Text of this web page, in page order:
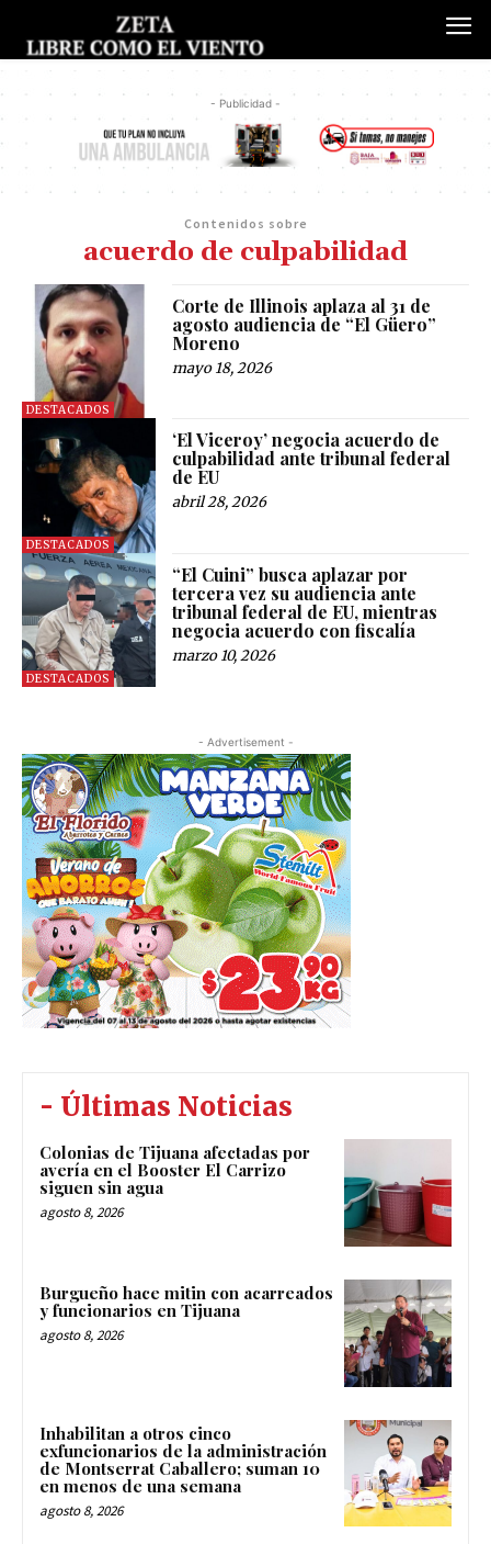
- Publicidad -
Contenidos sobre
acuerdo de culpabilidad
DESTACADOS
Corte de Illinois aplaza al 31 de
agosto audiencia de “El Güero”
Moreno
mayo 18, 2026
DESTACADOS
‘El Viceroy’ negocia acuerdo de
culpabilidad ante tribunal federal
de EU
abril 28, 2026
DESTACADOS
“El Cuini” busca aplazar por
tercera vez su audiencia ante
tribunal federal de EU, mientras
negocia acuerdo con fiscalía
marzo 10, 2026
- Advertisement -
- Últimas Noticias
Colonias de Tijuana afectadas por
avería en el Booster El Carrizo
siguen sin agua
agosto 8, 2026
Burgueño hace mitin con acarreados
y funcionarios en Tijuana
agosto 8, 2026
Inhabilitan a otros cinco
exfuncionarios de la administración
de Montserrat Caballero; suman 10
en menos de una semana
agosto 8, 2026